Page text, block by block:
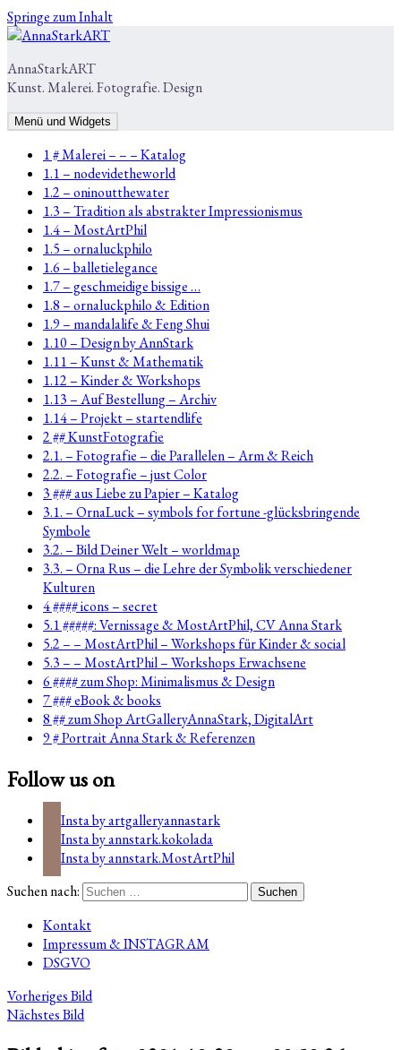
Springe zum Inhalt
AnnaStarkART
Kunst. Malerei. Fotografie. Design
Menü und Widgets
1 # Malerei – – – Katalog
1.1 – nodevidetheworld
1.2 – oninoutthewater
1.3 – Tradition als abstrakter Impressionismus
1.4 – MostArtPhil
1.5 – ornaluckphilo
1.6 – balletielegance
1.7 – geschmeidige bissige …
1.8 – ornaluckphilo & Edition
1.9 – mandalalife & Feng Shui
1.10 – Design by AnnStark
1.11 – Kunst & Mathematik
1.12 – Kinder & Workshops
1.13 – Auf Bestellung – Archiv
1.14 – Projekt – startendlife
2 ## KunstFotografie
2.1. – Fotografie – die Parallelen – Arm & Reich
2.2. – Fotografie – just Color
3 ### aus Liebe zu Papier – Katalog
3.1. – OrnaLuck – symbols for fortune -glücksbringende
Symbole
3.2. – Bild Deiner Welt – worldmap
3.3. – Orna Rus – die Lehre der Symbolik verschiedener
Kulturen
4 #### icons – secret
5.1 #####: Vernissage & MostArtPhil, CV Anna Stark
5.2 – – MostArtPhil – Workshops für Kinder & social
5.3 – – MostArtPhil – Workshops Erwachsene
6 #### zum Shop: Minimalismus & Design
7 ### eBook & books
8 ## zum Shop ArtGalleryAnnaStark, DigitalArt
9 # Portrait Anna Stark & Referenzen
Follow us on
Insta by artgalleryannastark
Insta by annstark.kokolada
Insta by annstark.MostArtPhil
Suchen nach:
Kontakt
Impressum & INSTAGRAM
DSGVO
Vorheriges Bild
Nächstes Bild